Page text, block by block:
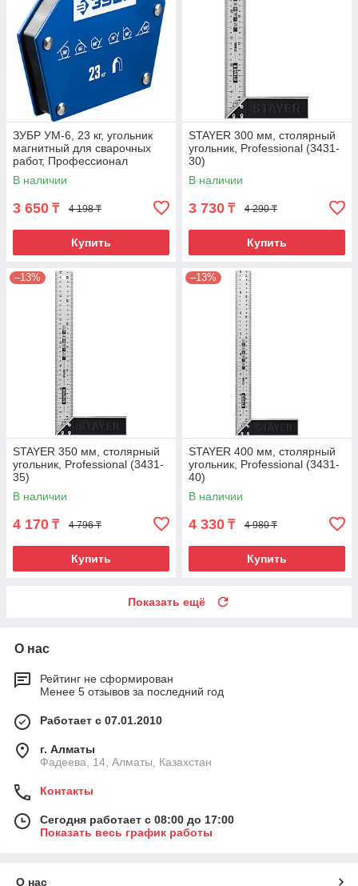
ЗУБР УМ-6, 23 кг, угольник
магнитный для сварочных
работ, Профессионал
(40055-23)
В наличии
3 650 ₸ 4 198 ₸
Купить
STAYER 300 мм, столярный
угольник, Professional (3431-
30)
В наличии
3 730 ₸ 4 290 ₸
Купить
–13%
STAYER 350 мм, столярный
угольник, Professional (3431-
35)
В наличии
4 170 ₸ 4 796 ₸
Купить
–13%
STAYER 400 мм, столярный
угольник, Professional (3431-
40)
В наличии
4 330 ₸ 4 980 ₸
Купить
Показать ещё
О нас
Рейтинг не сформирован
Менее 5 отзывов за последний год
Работает с 07.01.2010
г. Алматы
Фадеева, 14, Алматы, Казахстан
Контакты
Сегодня работает с 08:00 до 17:00
Показать весь график работы
О нас